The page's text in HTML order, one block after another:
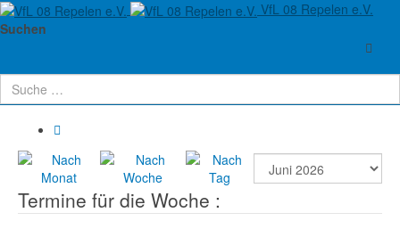
VfL 08 Repelen e.V.
Suchen
Aktuelle Seite:
Terminkalender
Termine für die Woche :